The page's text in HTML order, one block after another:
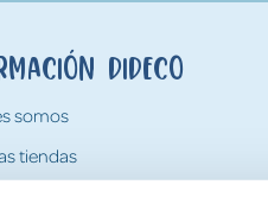
Dideco
somos
tiendas